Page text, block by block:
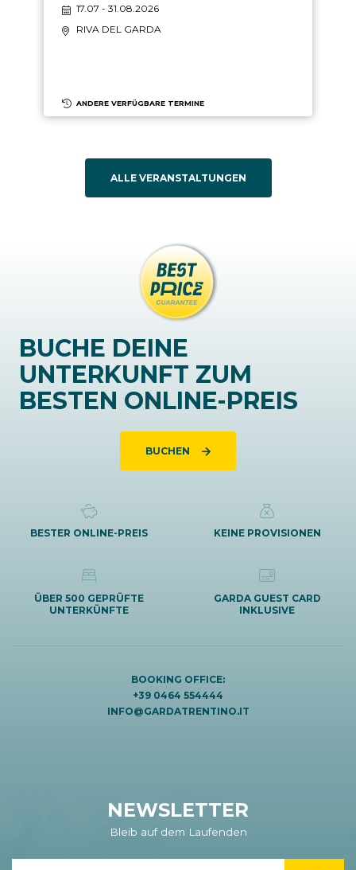
17.07 - 31.08.2026
RIVA DEL GARDA
ANDERE VERFÜGBARE TERMINE
ALLE VERANSTALTUNGEN
BUCHE DEINE
UNTERKUNFT ZUM
BESTEN ONLINE-PREIS
BUCHEN
BESTER ONLINE-PREIS KEINE PROVISIONEN
ÜBER 500 GEPRÜFTE
UNTERKÜNFTE
GARDA GUEST CARD
INKLUSIVE
BOOKING OFFICE:
+39 0464 554444
INFO@GARDATRENTINO.IT
NEWSLETTER
Bleib auf dem Laufenden